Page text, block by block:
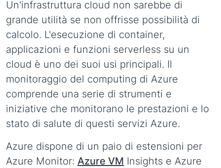
Un'infrastruttura cloud non sarebbe di
grande utilità se non offrisse possibilità di
calcolo. L'esecuzione di container,
applicazioni e funzioni serverless su un
cloud è uno dei suoi usi principali. Il
monitoraggio del computing di Azure
comprende una serie di strumenti e
iniziative che monitorano le prestazioni e lo
stato di salute di questi servizi Azure.
Azure dispone di un paio di estensioni per
Azure Monitor: Azure VM Insights e Azure